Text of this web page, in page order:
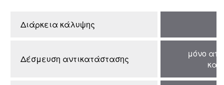
Διάρκεια κάλυψης
Δέσμευση αντικατάστασης
μόνο